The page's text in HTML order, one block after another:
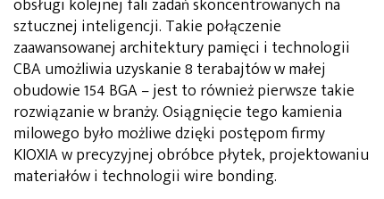
sztucznej inteligencji. Takie połączenie
zaawansowanej architektury pamięci i technologii
CBA umożliwia uzyskanie 8 terabajtów w małej
obudowie 154 BGA – jest to również pierwsze takie
rozwiązanie w branży. Osiągnięcie tego kamienia
milowego było możliwe dzięki postępom firmy
KIOXIA w precyzyjnej obróbce płytek, projektowaniu
materiałów i technologii wire bonding.